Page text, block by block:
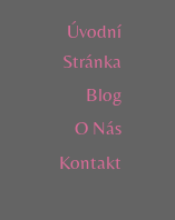
Úvodní
Stránka
Blog
O Nás
Kontakt